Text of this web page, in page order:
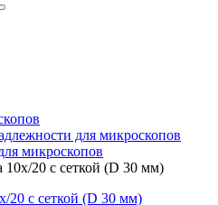
для микроскопов
микроскопов
10х/20 с сеткой (D 30 мм)